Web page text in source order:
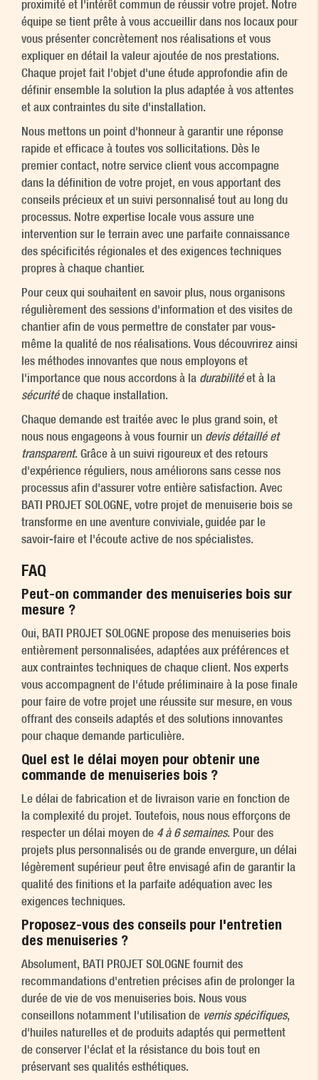
proximité et l'intérêt commun de réussir votre projet. Notre
équipe se tient prête à vous accueillir dans nos locaux pour
vous présenter concrètement nos réalisations et vous
expliquer en détail la valeur ajoutée de nos prestations.
Chaque projet fait l'objet d'une étude approfondie afin de
définir ensemble la solution la plus adaptée à vos attentes
et aux contraintes du site d'installation.
Nous mettons un point d'honneur à garantir une réponse
rapide et efficace à toutes vos sollicitations. Dès le
premier contact, notre service client vous accompagne
dans la définition de votre projet, en vous apportant des
conseils précieux et un suivi personnalisé tout au long du
processus. Notre expertise locale vous assure une
intervention sur le terrain avec une parfaite connaissance
des spécificités régionales et des exigences techniques
propres à chaque chantier.
Pour ceux qui souhaitent en savoir plus, nous organisons
régulièrement des sessions d'information et des visites de
chantier afin de vous permettre de constater par vous-
même la qualité de nos réalisations. Vous découvrirez ainsi
les méthodes innovantes que nous employons et
l'importance que nous accordons à la durabilitéet à la
sécuritéde chaque installation.
Chaque demande est traitée avec le plus grand soin, et
nous nous engageons à vous fournir un devis détaillé et
transparent. Grâce à un suivi rigoureux et des retours
d'expérience réguliers, nous améliorons sans cesse nos
processus afin d'assurer votre entière satisfaction. Avec
BATI PROJET SOLOGNE, votre projet de menuiserie bois se
transforme en une aventure conviviale, guidée par le
savoir-faire et l'écoute active de nos spécialistes.
FAQ
Peut-on commander des menuiseries bois sur
mesure ?
Oui, BATI PROJET SOLOGNE propose des menuiseries bois
entièrement personnalisées, adaptées aux préférences et
aux contraintes techniques de chaque client. Nos experts
vous accompagnent de l'étude préliminaire à la pose finale
pour faire de votre projet une réussite sur mesure, en vous
offrant des conseils adaptés et des solutions innovantes
pour chaque demande particulière.
Quel est le délai moyen pour obtenir une
commande de menuiseries bois ?
Le délai de fabrication et de livraison varie en fonction de
la complexité du projet. Toutefois, nous nous efforçons de
respecter un délai moyen de 4 à 6 semaines. Pour des
projets plus personnalisés ou de grande envergure, un délai
légèrement supérieur peut être envisagé afin de garantir la
qualité des finitions et la parfaite adéquation avec les
exigences techniques.
Proposez-vous des conseils pour l'entretien
des menuiseries ?
Absolument, BATI PROJET SOLOGNE fournit des
recommandations d'entretien précises afin de prolonger la
durée de vie de vos menuiseries bois. Nous vous
conseillons notamment l'utilisation de vernis spécifiques,
d'huiles naturelles et de produits adaptés qui permettent
de conserver l'éclat et la résistance du bois tout en
préservant ses qualités esthétiques.